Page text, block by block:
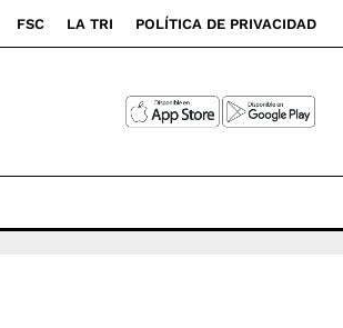
FSC LA TRI POLÍTICA DE PRIVACIDAD